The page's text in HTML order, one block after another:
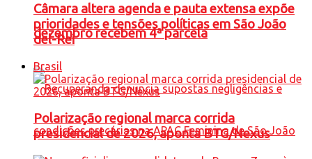
dezembro recebem 4ª parcela
Câmara altera agenda e pauta extensa expõe
prioridades e tensões políticas em São João
del-Rei
Brasil
Polarização regional marca corrida
presidencial de 2026, aponta BTG/Nexus